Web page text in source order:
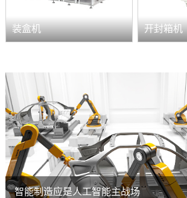
装盒机 开封箱机
智能制造应是人工智能主战场
04
2020/08
智能制造应是人工智能主战
公司有着十余年的机械设计及制
发明专利，坚持贯彻ISO9001
有着十余年的机械设计及制造